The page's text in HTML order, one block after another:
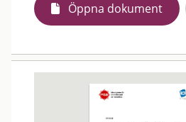
Öppna dokument